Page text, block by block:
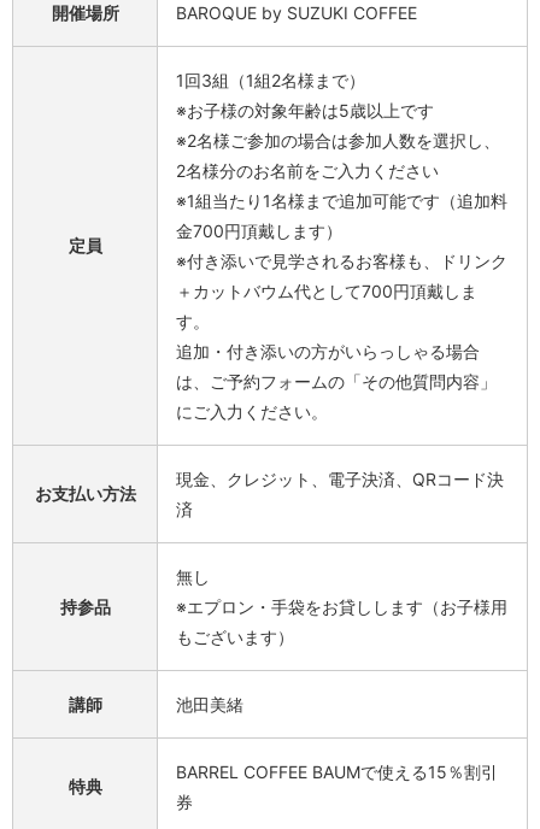
開催場所 BAROQUE by SUZUKI COFFEE
定員
1回3組（1組2名様まで）
※お子様の対象年齢は5歳以上です
※2名様ご参加の場合は参加人数を選択し、
2名様分のお名前をご入力ください
※1組当たり1名様まで追加可能です（追加料
金700円頂戴します）
※付き添いで見学されるお客様も、ドリンク
＋カットバウム代として700円頂戴しま
す。
追加・付き添いの方がいらっしゃる場合
は、ご予約フォームの「その他質問内容」
にご入力ください。
お支払い方法
現金、クレジット、電子決済、QRコード決
済
持参品
無し
※エプロン・手袋をお貸しします（お子様用
もございます）
講師 池田美緒
特典
BARREL COFFEE BAUMで使える15％割引
券